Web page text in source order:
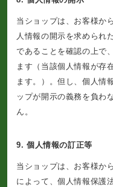
当ショップは、お客様か
人情報の開示を求められ
であることを確認の上で
ます（当該個人情報が存
ます。）。但し、個人情
ップが開示の義務を負わ
ん。
9. 個人情報の訂正等
当ショップは、お客様か
によって、個人情報保護